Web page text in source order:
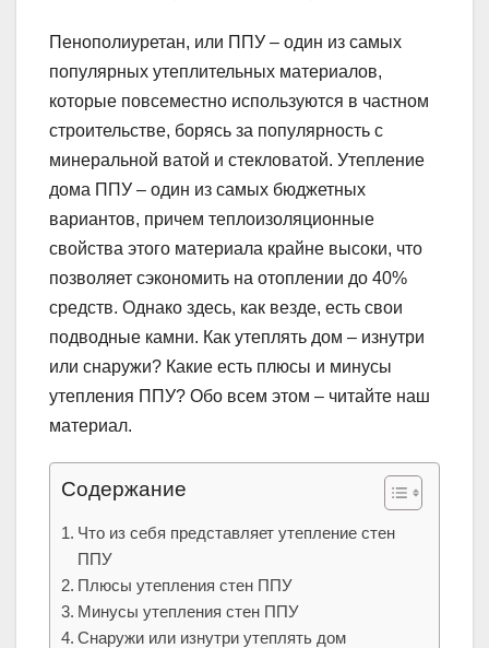
Пенополиуретан, или ППУ – один из самых
популярных утеплительных материалов,
которые повсеместно используются в частном
строительстве, борясь за популярность с
минеральной ватой и стекловатой. Утепление
дома ППУ – один из самых бюджетных
вариантов, причем теплоизоляционные
свойства этого материала крайне высоки, что
позволяет сэкономить на отоплении до 40%
средств. Однако здесь, как везде, есть свои
подводные камни. Как утеплять дом – изнутри
или снаружи? Какие есть плюсы и минусы
утепления ППУ? Обо всем этом – читайте наш
материал.
Содержание
Что из себя представляет утепление стен
ППУ
Плюсы утепления стен ППУ
Минусы утепления стен ППУ
Снаружи или изнутри утеплять дом